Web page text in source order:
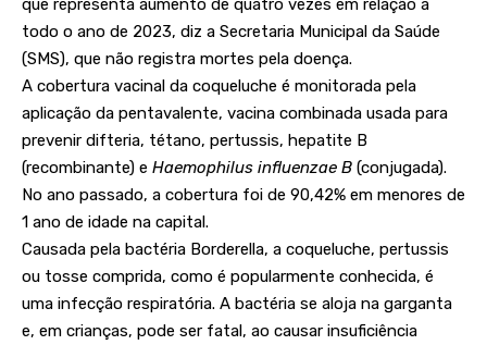
que representa aumento de quatro vezes em relação a
todo o ano de 2023, diz a Secretaria Municipal da Saúde
(SMS), que não registra mortes pela doença.
A cobertura vacinal da coqueluche é monitorada pela
aplicação da pentavalente, vacina combinada usada para
prevenir difteria, tétano, pertussis, hepatite B
(recombinante) e Haemophilus influenzae B (conjugada).
No ano passado, a cobertura foi de 90,42% em menores de
1 ano de idade na capital.
Causada pela bactéria Borderella, a coqueluche, pertussis
ou tosse comprida, como é popularmente conhecida, é
uma infecção respiratória. A bactéria se aloja na garganta
e, em crianças, pode ser fatal, ao causar insuficiência